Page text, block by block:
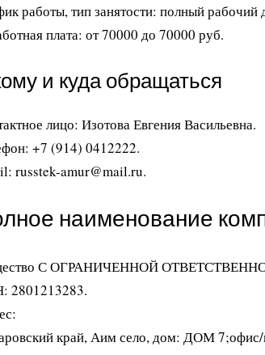
работы, тип занятости: полный рабочий
плата: от 70000 до 70000 руб.
и куда обращаться
лицо: Изотова Евгения Васильевна.
+7 (914) 0412222.
russtek-amur@mail.ru.
наименование
С ОГРАНИЧЕННОЙ
2801213283.
край, Аим село, дом: ДОМ